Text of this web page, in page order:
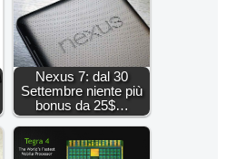
Nexus 7: dal 30
Settembre niente più
bonus da 25$…